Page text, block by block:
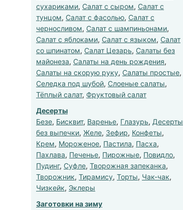
сухариками, Салат с сыром, Салат с
тунцом, Салат с фасолью, Салат с
черносливом, Салат с шампиньонами,
Салат с яблоками, Салат с языком, Салат
со шпинатом, Салат Цезарь, Салаты без
майонеза, Салаты на день рождения,
Салаты на скорую руку, Салаты простые,
Селедка под шубой, Слоеные салаты,
Тёплый салат, Фруктовый салат
Десерты
Безе, Бисквит, Варенье, Глазурь, Десерты
без выпечки, Желе, Зефир, Конфеты,
Крем, Мороженое, Пастила, Пасха,
Пахлава, Печенье, Пирожные, Повидло,
Пудинг, Суфле, Творожная запеканка,
Творожник, Тирамису, Торты, Чак-чак,
Чизкейк, Эклеры
Заготовки на зиму